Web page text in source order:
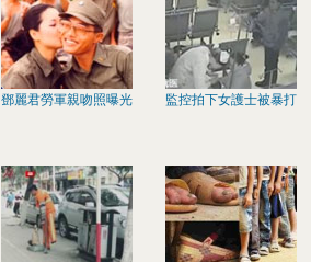
鄧麗君勞軍親吻照曝光 監控拍下女護士被暴打